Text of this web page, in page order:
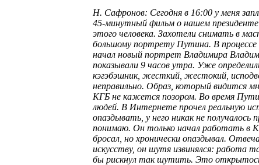
Н. Сафронов: Сегодня в 16:00 у меня
45-минутный фильм о нашем президенте
этого человека. Захотели снимать в
большому портрету Путина. В процессе
начал новый портрет Владимира
показывали 9 часов утра. Уже
кэгэбэшник, жесткий, жестокий,
неправильно. Образ, который видится
КГБ не кажется позором. Во время
людей. В Интернете прочел реальную
опаздывать, у него никак не получалось
понимаю. Он только начал работать в
бросал, но хронически опаздывал.
искусству, он шутя извинялся: работа
бы рискнул так шутить. Это